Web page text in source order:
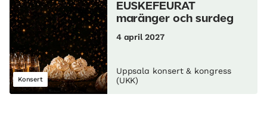
Konsert
EUSKEFEURAT
maränger och surdeg
4 april 2027
Uppsala konsert & kongress
(UKK)